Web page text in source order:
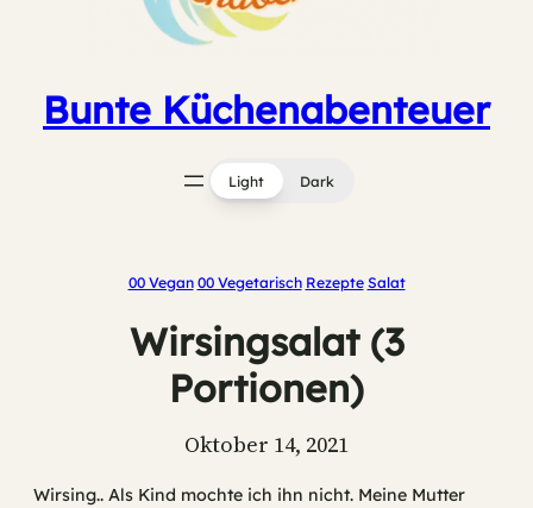
Bunte Küchenabenteuer
Light Dark
00 Vegan 00 Vegetarisch Rezepte Salat
Wirsingsalat (3
Portionen)
Oktober 14, 2021
Wirsing.. Als Kind mochte ich ihn nicht. Meine Mutter